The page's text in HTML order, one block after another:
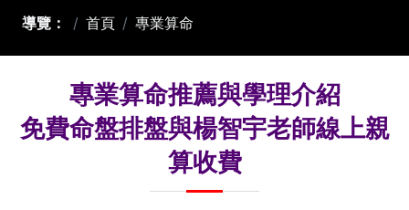
導覽： 首頁 專業算命
專業算命推薦與學理介紹
免費命盤排盤與楊智宇老師線上親
算收費